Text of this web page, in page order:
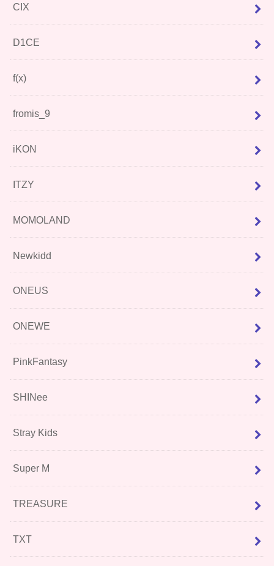
CIX
D1CE
f(x)
fromis_9
iKON
ITZY
MOMOLAND
Newkidd
ONEUS
ONEWE
PinkFantasy
SHINee
Stray Kids
Super M
TREASURE
TXT